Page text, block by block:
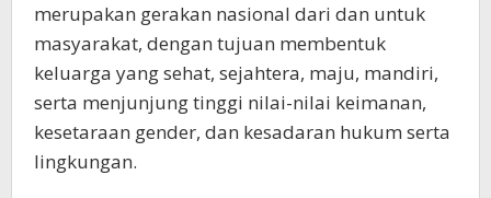
merupakan gerakan nasional dari dan untuk
masyarakat, dengan tujuan membentuk
keluarga yang sehat, sejahtera, maju, mandiri,
serta menjunjung tinggi nilai-nilai keimanan,
kesetaraan gender, dan kesadaran hukum serta
lingkungan.